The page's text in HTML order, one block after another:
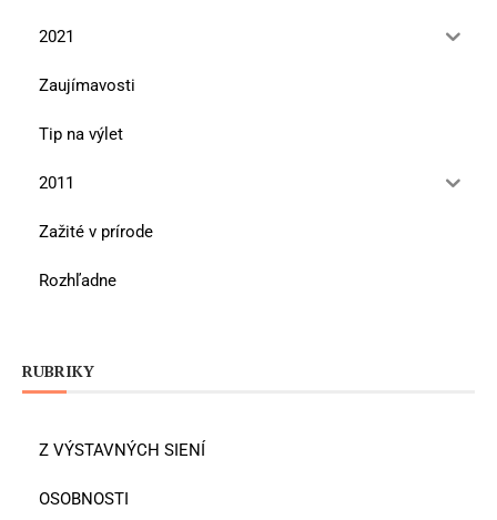
2021
Zaujímavosti
Tip na výlet
2011
Zažité v prírode
Rozhľadne
RUBRIKY
Z VÝSTAVNÝCH SIENÍ
OSOBNOSTI